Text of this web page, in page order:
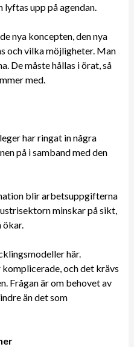
upp på agendan.
nya koncepten, den nya
och vilka möjligheter. Man
De måste hållas i örat, så
med.
har ringat in några
på i samband med den
blir arbetsuppgifterna
minskar på sikt,
ökar.
här.
och det krävs
Frågan är om behovet av
än det som